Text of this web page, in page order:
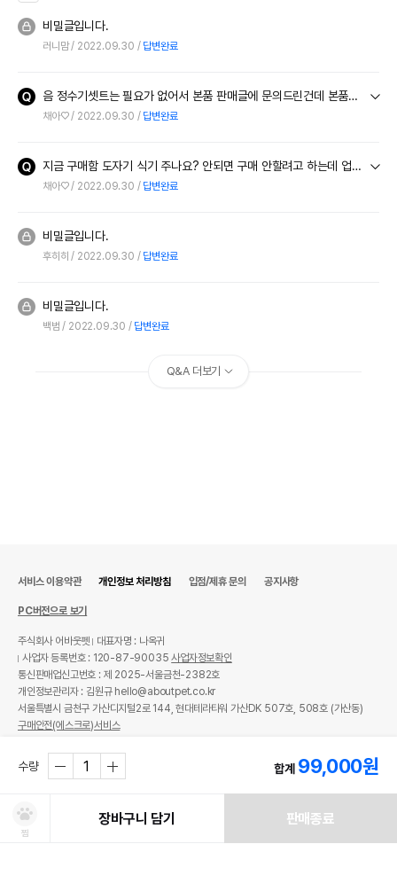
비밀글입니다.
러니맘 2022.09.30 답변완료
음 정수기셋트는 필요가 없어서 본품 판매글에 문의드린건데 본품만 판매하는거에는 식기증정이 끝났다는 애기인가요?
채아♡ 2022.09.30 답변완료
지금 구매함 도자기 식기 주나요? 안되면 구매 안할려고 하는데 업체에서 답변 좀 주세요 다른 사이트들도 안에 들어가는지 아는데 모른다는 답변은 이해가 안되네요
채아♡ 2022.09.30 답변완료
비밀글입니다.
후히히 2022.09.30 답변완료
비밀글입니다.
백범 2022.09.30 답변완료
Q&A 더보기
수량 합계 99,000원
찜
장바구니 담기 판매종료
서비스 이용약관 개인정보 처리방침 입점/제휴 문의 공지사항
PC버전으로 보기
주식회사 어바웃펫
대표자명 : 나옥귀
사업자 등록번호 : 120-87-90035사업자정보확인
통신판매업신고번호 : 제 2025-서울금천-2382호
개인정보관리자 : 김원규 hello@aboutpet.co.kr
서울특별시 금천구 가산디지털2로 144, 현대테라타워 가산DK 507호, 508호 (가산동)
구매안전(에스크로)서비스